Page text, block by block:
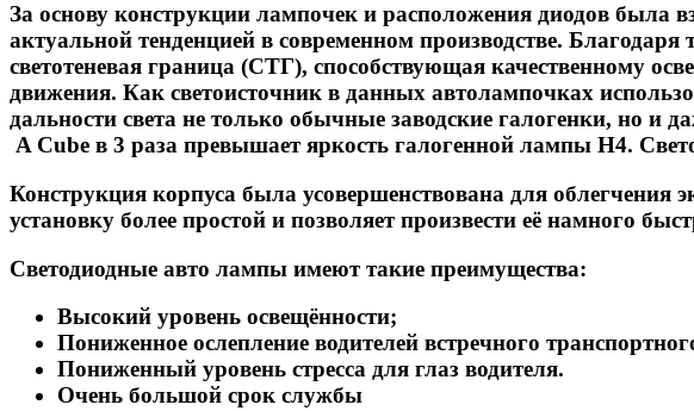
За основу конструкции лампочек и расположения диодов была
актуальной тенденцией в современном производстве.
светотеневая граница (СТГ), способствующая качественному
движения. Как светоисточник в данных автолампочках
дальности света не только обычные заводские галогенки, но
A Cube в 3 раза превышает яркость галогенной лампы H4.
Конструкция корпуса была усовершенствована для
установку более простой и позволяет произвести её намного
Светодиодные авто лампы имеют такие преимущества:
Высокий уровень освещённости;
Пониженное ослепление водителей встречного
Пониженный уровень стресса для глаз водителя.
Очень большой срок службы